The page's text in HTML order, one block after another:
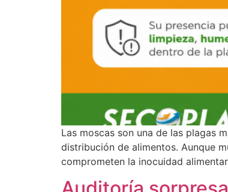
Las moscas son una de las plagas
distribución de alimentos. Aunque
comprometen la inocuidad